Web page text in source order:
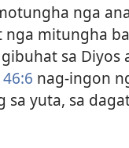
nga
mitungha
sa
nag-ingon
sa yuta, sa